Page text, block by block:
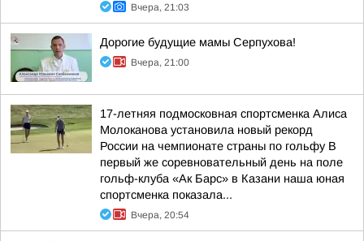
Вчера, 21:03
Дорогие будущие мамы Серпухова!
Вчера, 21:00
17-летняя подмосковная спортсменка Алиса
Молоканова установила новый рекорд
России на чемпионате страны по гольфу В
первый же соревновательный день на поле
гольф-клуба «Ак Барс» в Казани наша юная
спортсменка показала...
Вчера, 20:54